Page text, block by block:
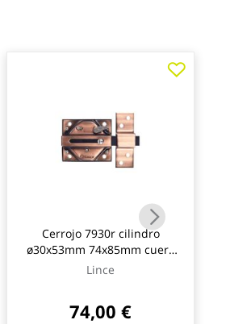
Cerrojo 7930r cilindro
ø30x53mm 74x85mm cuero
viejo lince
Lince
74,00 €